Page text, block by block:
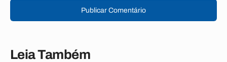
Publicar Comentário
Leia Também